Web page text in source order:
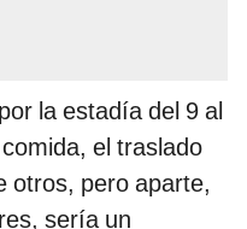
la estadía del 9 al
el traslado
otros, pero aparte,
sería un